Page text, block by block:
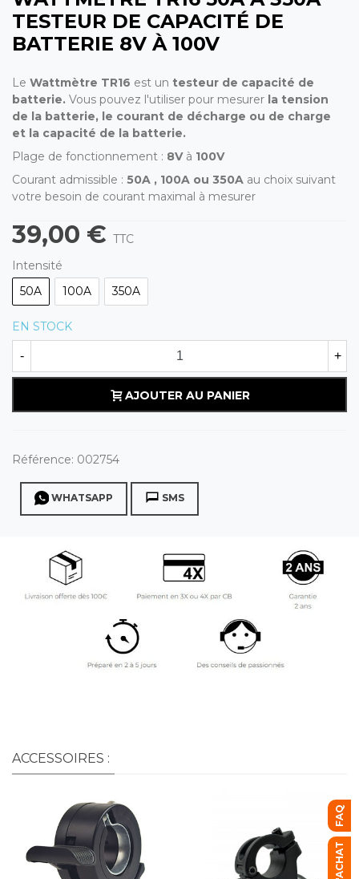
TESTEUR DE CAPACITÉ DE
BATTERIE 8V À 100V
Le Wattmètre TR16 est un testeur de capacité de
batterie. Vous pouvez l'utiliser pour mesurer la tension
de la batterie, le courant de décharge ou de charge
et la capacité de la batterie.
Plage de fonctionnement : 8V à 100V
Courant admissible : 50A , 100A ou 350A au choix suivant
votre besoin de courant maximal à mesurer
39,00 € TTC
Intensité
50A
100A 350A
EN STOCK
- +
AJOUTER AU PANIER
Référence: 002754
WHATSAPP SMS
ACCESSOIRES :
FAQ